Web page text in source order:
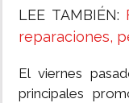
LEE TAMBIÉN:
reparaciones,
El viernes
principales